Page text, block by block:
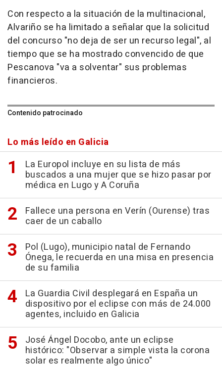
Con respecto a la situación de la multinacional,
Alvariño se ha limitado a señalar que la solicitud
del concurso "no deja de ser un recurso legal", al
tiempo que se ha mostrado convencido de que
Pescanova "va a solventar" sus problemas
financieros.
Contenido patrocinado
Lo más leído en Galicia
La Europol incluye en su lista de más
buscados a una mujer que se hizo pasar por
médica en Lugo y A Coruña
Fallece una persona en Verín (Ourense) tras
caer de un caballo
Pol (Lugo), municipio natal de Fernando
Ónega, le recuerda en una misa en presencia
de su familia
La Guardia Civil desplegará en España un
dispositivo por el eclipse con más de 24.000
agentes, incluido en Galicia
José Ángel Docobo, ante un eclipse
histórico: "Observar a simple vista la corona
solar es realmente algo único"